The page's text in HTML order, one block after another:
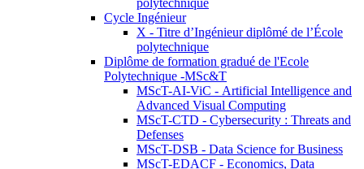
polytechnique
Cycle Ingénieur
X - Titre d’Ingénieur diplômé de l’École
polytechnique
Diplôme de formation gradué de l'Ecole
Polytechnique -MSc&T
MScT-AI-ViC - Artificial Intelligence and
Advanced Visual Computing
MScT-CTD - Cybersecurity : Threats and
Defenses
MScT-DSB - Data Science for Business
MScT-EDACF - Economics, Data